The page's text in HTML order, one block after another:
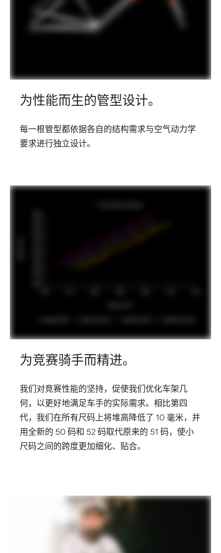
为性能而生的管型设计。
每一根管型都依据各自的结构需求与空气动力学
要求进行独立设计。
为竞赛骑手而精进。
我们对竞赛性能的坚持，促使我们优化车架几
何，以更好地满足车手的实际需求。相比第四
代，我们在所有尺码上将堆高降低了 10 毫米，并
用全新的 50 码和 52 码取代原来的 51 码，使小
尺码之间的跨度更加细化、贴合。